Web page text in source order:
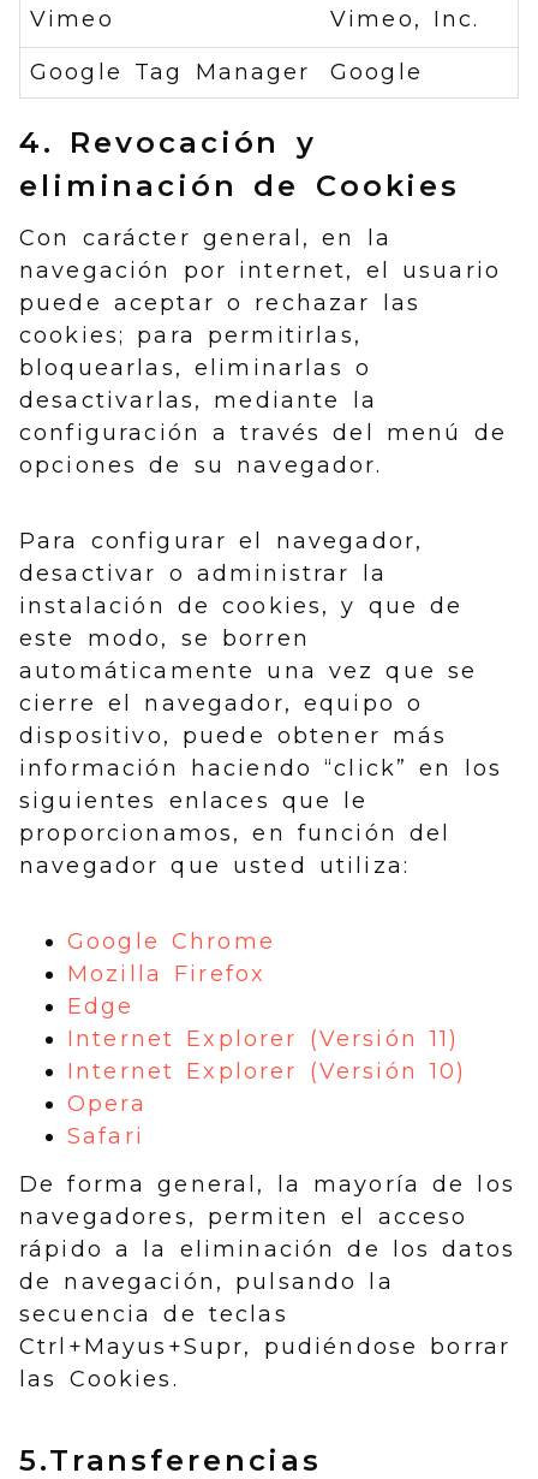
Vimeo
Vimeo, Inc.
Google Tag Manager
Google
4. Revocación y
eliminación de Cookies
Con carácter general, en la
navegación por internet, el usuario
puede aceptar o rechazar las
cookies; para permitirlas,
bloquearlas, eliminarlas o
desactivarlas, mediante la
configuración a través del menú de
opciones de su navegador.
Para configurar el navegador,
desactivar o administrar la
instalación de cookies, y que de
este modo, se borren
automáticamente una vez que se
cierre el navegador, equipo o
dispositivo, puede obtener más
información haciendo “click” en los
siguientes enlaces que le
proporcionamos, en función del
navegador que usted utiliza:
Google Chrome
Mozilla Firefox
Edge
Internet Explorer (Versión 11)
Internet Explorer (Versión 10)
Opera
Safari
De forma general, la mayoría de los
navegadores, permiten el acceso
rápido a la eliminación de los datos
de navegación, pulsando la
secuencia de teclas
Ctrl+Mayus+Supr, pudiéndose borrar
las Cookies.
5.Transferencias